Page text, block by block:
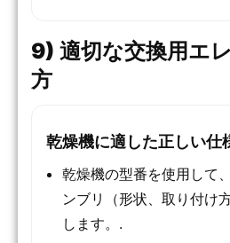
9) 適切な交換用エ
方
乾燥機に適した正しい仕
乾燥機の型番を使用して
ンブリ（形状、取り付け
します。.